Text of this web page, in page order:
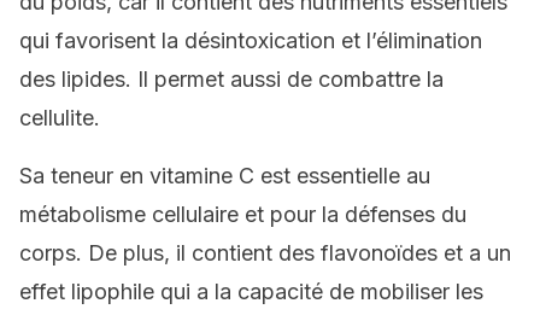
qui favorisent la désintoxication et l’élimination
des lipides. Il permet aussi de combattre la
cellulite.
Sa teneur en vitamine C est essentielle au
métabolisme cellulaire et pour la défenses du
corps. De plus, il contient des flavonoïdes et a un
effet lipophile qui a la capacité de mobiliser les